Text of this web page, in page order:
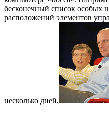
бесконечный список особых
расположений элементов
несколько дней.